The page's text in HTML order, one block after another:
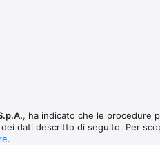
, ha indicato che le procedure
dati descritto di seguito. Per
.